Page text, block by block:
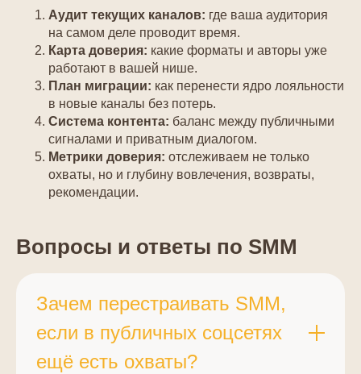
Аудит текущих каналов: где ваша аудитория
на самом деле проводит время.
Карта доверия: какие форматы и авторы уже
работают в вашей нише.
План миграции: как перенести ядро лояльности
в новые каналы без потерь.
Система контента: баланс между публичными
сигналами и приватным диалогом.
Метрики доверия: отслеживаем не только
охваты, но и глубину вовлечения, возвраты,
рекомендации.
Вопросы и ответы по SMM
Зачем перестраивать SMM,
если в публичных соцсетях
ещё есть охваты?